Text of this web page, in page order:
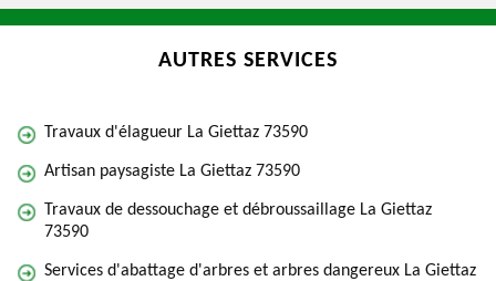
AUTRES SERVICES
Travaux d'élagueur La Giettaz 73590
Artisan paysagiste La Giettaz 73590
Travaux de dessouchage et débroussaillage La Giettaz
73590
Services d'abattage d'arbres et arbres dangereux La Giettaz